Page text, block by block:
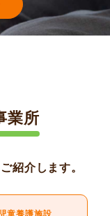
業所
紹介します。
児童養護施設